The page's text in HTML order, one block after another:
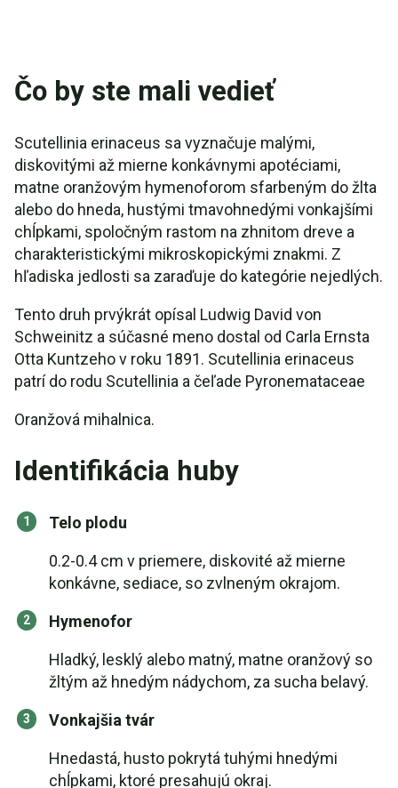
Čo by ste mali vedieť
Scutellinia erinaceus sa vyznačuje malými,
diskovitými až mierne konkávnymi apotéciami,
matne oranžovým hymenoforom sfarbeným do žlta
alebo do hneda, hustými tmavohnedými vonkajšími
chĺpkami, spoločným rastom na zhnitom dreve a
charakteristickými mikroskopickými znakmi. Z
hľadiska jedlosti sa zaraďuje do kategórie nejedlých.
Tento druh prvýkrát opísal Ludwig David von
Schweinitz a súčasné meno dostal od Carla Ernsta
Otta Kuntzeho v roku 1891. Scutellinia erinaceus
patrí do rodu Scutellinia a čeľade Pyronemataceae
Oranžová mihalnica.
Identifikácia huby
Telo plodu
0.2-0.4 cm v priemere, diskovité až mierne
konkávne, sediace, so zvlneným okrajom.
Hymenofor
Hladký, lesklý alebo matný, matne oranžový so
žltým až hnedým nádychom, za sucha belavý.
Vonkajšia tvár
Hnedastá, husto pokrytá tuhými hnedými
chĺpkami, ktoré presahujú okraj.